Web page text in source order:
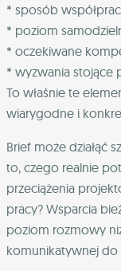
* sposób
* poziom
* oczekiwane
* wyzwania stojące
To właśnie te
wiarygodne i
Brief może działąć
to, czego realnie
przeciążenia
pracy? Wsparcia
poziom rozmowy
komunikatywnej do